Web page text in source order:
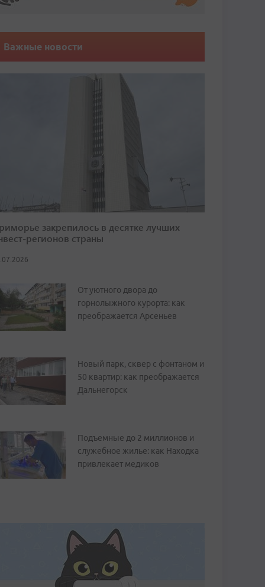
Важные новости
закрепилось в десятке лучших
регионов страны
От уютного двора до
горнолыжного курорта: как
преображается Арсеньев
Новый парк, сквер с фонтаном и
50 квартир: как преображается
Дальнегорск
Подъемные до 2 миллионов и
служебное жилье: как Находка
привлекает медиков